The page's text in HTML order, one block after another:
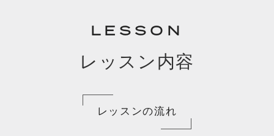
LESSON
レッスン内容
レッスンの流れ